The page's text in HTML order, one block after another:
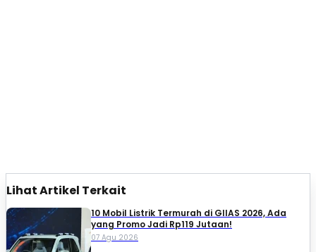
Lihat Artikel Terkait
10 Mobil Listrik Termurah di GIIAS 2026, Ada
yang Promo Jadi Rp119 Jutaan!
07 Agu 2026